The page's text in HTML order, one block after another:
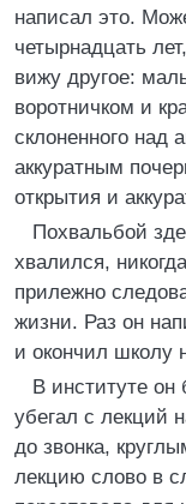
написал это.
четырнадцать
вижу другое:
воротничком и
склоненного над
аккуратным
открытия и
Похвальбой
хвалился,
прилежно
жизни. Раз он
и окончил школу
В институте
убегал с лекций
до звонка,
лекцию слово в